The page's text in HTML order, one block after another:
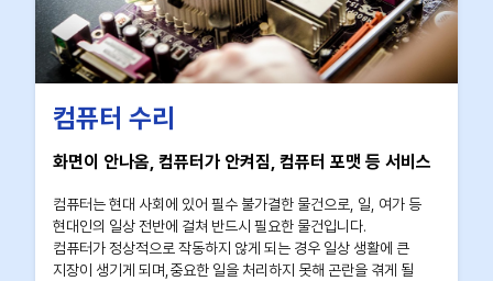
컴퓨터 수리
화면이 안나옴, 컴퓨터가 안켜짐, 컴퓨터 포맷 등 서비스
컴퓨터는 현대 사회에 있어 필수 불가결한 물건으로, 일, 여가 등
현대인의 일상 전반에 걸쳐 반드시 필요한 물건입니다.
컴퓨터가 정상적으로 작동하지 않게 되는 경우 일상 생활에 큰
지장이 생기게 되며,중요한 일을 처리하지 못해 곤란을 겪게 될